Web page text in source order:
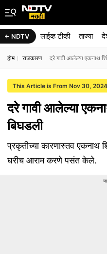
NDTV लाईव्ह टीव्ही ताज्या
होम राजकारण दरे गावी आलेल्या एकनाथ
This Article is From Nov 30, 2024
दरे गावी आलेल्या
बिघडली
प्रकृतीच्या कारणास्तव एकनाथ
घरीच आराम करणे पसंत केले.